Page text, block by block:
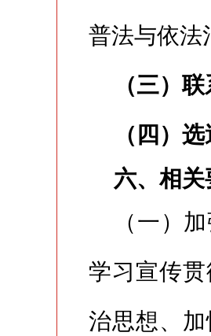
普法与依法
（三）
（四）
六、相关
（一）
学习宣传
治思想、